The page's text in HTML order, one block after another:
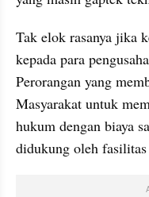
Tak elok rasanya jika
kepada para
Perorangan yang
Masyarakat untuk
hukum dengan biaya
didukung oleh